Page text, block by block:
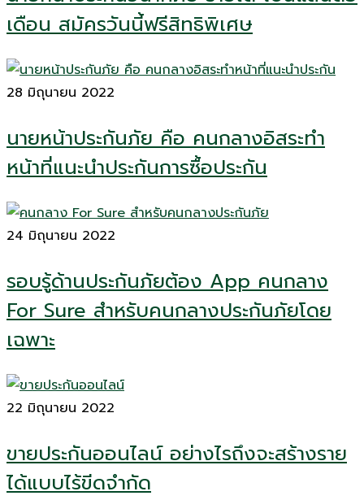
เดือน สมัครวันนี้ฟรีสิทธิพิเศษ
28 มิถุนายน 2022
นายหน้าประกันภัย คือ คนกลางอิสระทำ
หน้าที่แนะนำประกันการซื้อประกัน
24 มิถุนายน 2022
รอบรู้ด้านประกันภัยต้อง App คนกลาง
For Sure สำหรับคนกลางประกันภัยโดย
เฉพาะ
22 มิถุนายน 2022
ขายประกันออนไลน์ อย่างไรถึงจะสร้างราย
ได้แบบไร้ขีดจำกัด